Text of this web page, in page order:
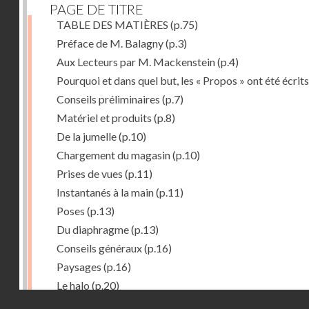
PAGE DE TITRE
TABLE DES MATIÈRES (p.75)
Préface de M. Balagny(p.3)
Aux Lecteurs par M. Mackenstein(p.4)
Pourquoi et dans quel but, les « Propos » ont été écrits
Conseils préliminaires (p.7)
Matériel et produits (p.8)
De la jumelle(p.10)
Chargement du magasin(p.10)
Prises de vues (p.11)
Instantanés à la main(p.11)
Poses (p.13)
Du diaphragme(p.13)
Conseils généraux(p.16)
Paysages (p.16)
Le halo (p.20)